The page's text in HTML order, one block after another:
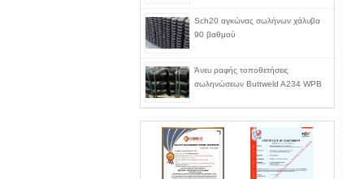
Sch20 αγκώνας σωλήνων χάλυβα
90 βαθμού
Άνευ ραφής τοποθετήσεις
σωληνώσεων Buttweld A234 WPB